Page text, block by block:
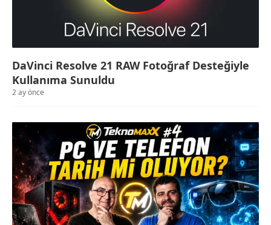
DaVinci Resolve 21 RAW Fotoğraf Desteğiyle
Kullanıma Sunuldu
2 ay önce